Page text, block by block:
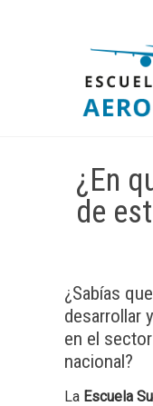
¿En
de
¿Sabías
desarrollar
en el
nacional?
La Escuela